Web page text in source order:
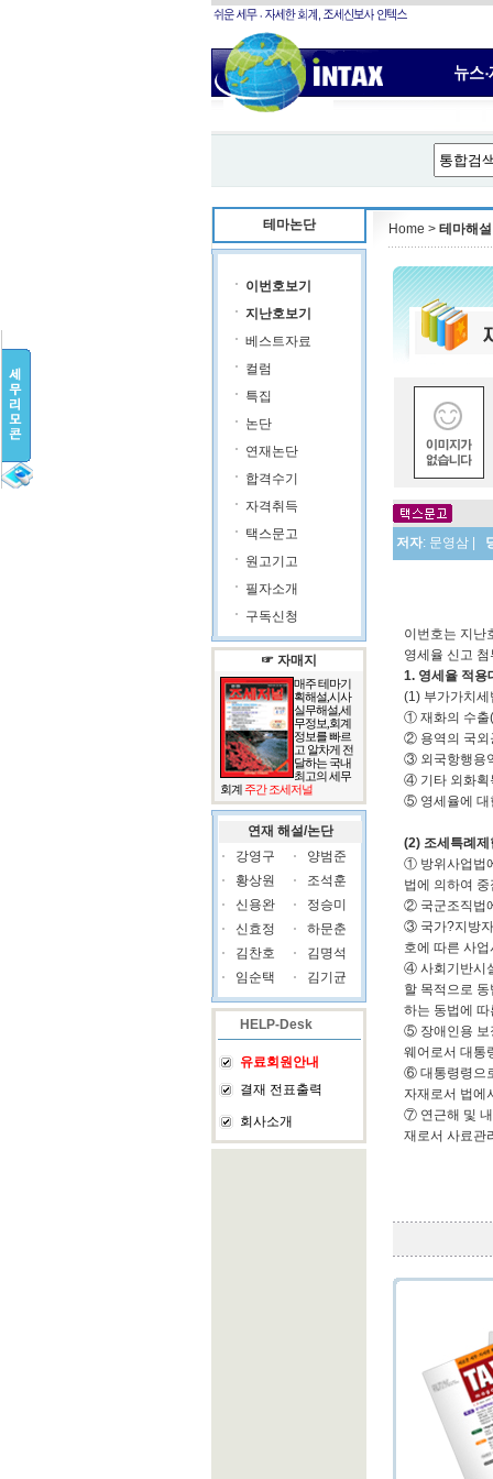
테마논단
이번호보기
지난호보기
베스트자료
컬럼
특집
논단
연재논단
합격수기
자격취득
택스문고
원고기고
필자소개
구독신청
☞ 자매지
매주 테마기
획해설,시사
실무해설,세
무정보,회계
정보를 빠르
고 알차게 전
달하는 국내
최고의 세무
회계주간 조세저널
연재 해설/논단
강영구
양범준
황상원
조석훈
신용완
정승미
신효정
하문춘
김찬호
김명석
임순택
김기균
HELP-Desk
유료회원안내
결재 전표출력
회사소개
Home > 테마해설
저자: 문영삼
이번호는 지난
영세율 신고
1. 영세율 적용
(1) 부가가치
① 재화의 수출
② 용역의 국외
③ 외국항행용
④ 기타 외화획
⑤ 영세율에 대
(2) 조세특례
① 방위사업법
법에 의하여
② 국군조직법
③ 국가?지방자
호에 따른 사
④ 사회기반시
할 목적으로
하는 동법에
⑤ 장애인용 보
웨어로서 대통
⑥ 대통령령으
자재로서 법에
⑦ 연근해 및 내
재로서 사료관